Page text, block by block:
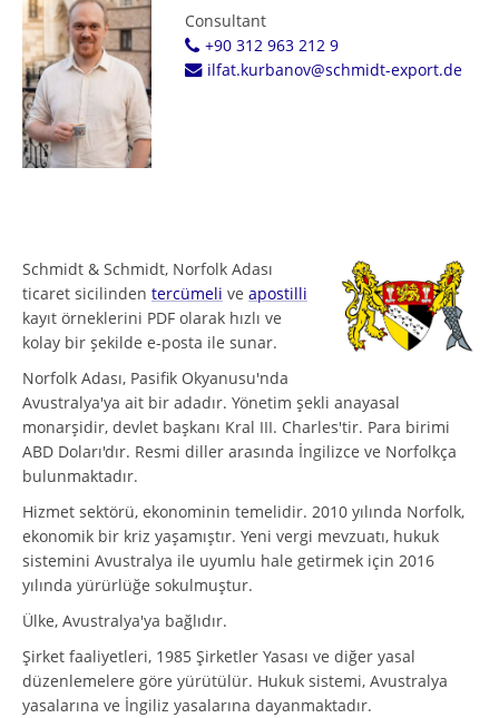
Consultant
+90 312 963 212 9
ilfat.kurbanov@schmidt-export.de
Schmidt & Schmidt, Norfolk Adası
ticaret sicilinden tercümeli ve apostilli
kayıt örneklerini PDF olarak hızlı ve
kolay bir şekilde e-posta ile sunar.
Norfolk Adası, Pasifik Okyanusu'nda
Avustralya'ya ait bir adadır. Yönetim şekli anayasal
monarşidir, devlet başkanı Kral III. Charles'tir. Para birimi
ABD Doları'dır. Resmi diller arasında İngilizce ve ‎Norfolkça
bulunmaktadır.
Hizmet sektörü, ekonominin temelidir. 2010 yılında Norfolk,
ekonomik bir kriz yaşamıştır. Yeni vergi mevzuatı, hukuk
sistemini Avustralya ile uyumlu hale getirmek için 2016
yılında yürürlüğe sokulmuştur.
Ülke, Avustralya'ya bağlıdır.
Şirket faaliyetleri, 1985 Şirketler Yasası ve diğer yasal
düzenlemelere göre yürütülür. Hukuk sistemi, Avustralya
yasalarına ve İngiliz yasalarına dayanmaktadır.